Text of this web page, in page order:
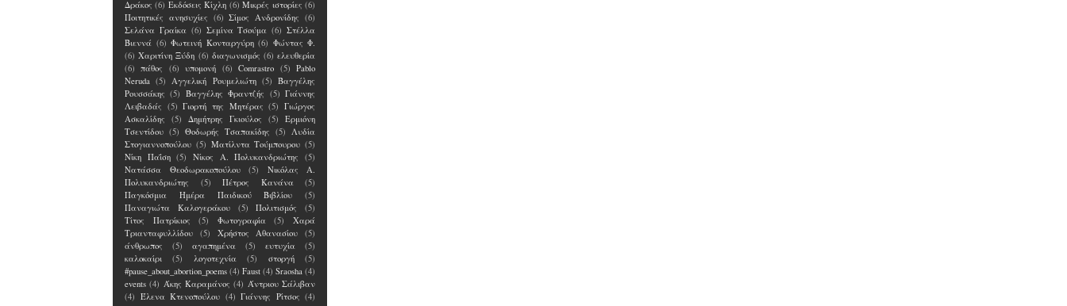
Δράκος (6) Εκδόσεις Κίχλη (6) Μικρές ιστορίες (6)
Ποιτητικές ανησυχίες (6) Σίμος Ανδρονίδης (6)
Σελάνα Γραίκα (6) Σεμίνα Τσούμα (6) Στέλλα
Βιεννά (6) Φωτεινή Κονταργύρη (6) Φώντας Φ.
(6) Χαριτίνη Ξύδη (6) διαγωνισμός (6) ελευθερία
(6)
πάθος (6) υπομονή (6) Comrastro (5) Pablo
Neruda (5) Αγγελική Ρουμελιώτη (5) Βαγγέλης
Ρουσσάκης (5) Βαγγέλης Φραντζής (5) Γιάννης
Λειβαδάς (5) Γιορτή της Μητέρας (5) Γιώργος
Ασκαλίδης
(5) Δημήτρης Γκιούλος (5)
Ερμιόνη
Τσεντίδου (5) Θοδωρής Τσαπακίδης (5) Λυδία
Στογιαννοπούλου (5) Ματίλντα Τούμπουρου (5)
Νίκη Παΐση (5) Νίκος Α. Πολυκανδριώτης
(5)
Νατάσσα Θεοδωρακοπούλου
(5)
Νικόλας Α.
Πολυκανδριώτης
(5) Πέτρος Κανάνα
(5)
Παγκόσμια Ημέρα Παιδικού Βιβλίου
(5)
Παναγιώτα Καλογεράκου
(5) Πολιτισμός
(5)
Τίτος Πατρίκιος
(5) Φωτογραφία (5)
Χαρά
Τριανταφυλλίδου
(5) Χρήστος Αθανασίου
(5)
άνθρωπος
(5) αγαπημένα (5) ευτυχία
(5)
καλοκαίρι
(5) λογοτεχνία (5) στοργή
(5)
#pause_about_abortion_poems (4) Faust (4) Sraosha (4)
events (4) Άκης Καραμάνος (4) Άντριου Σάλιβαν
(4) Έλενα Kτενοπούλου (4) Γιάννης Ρίτσος (4)